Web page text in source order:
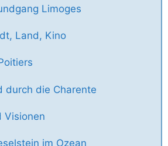
Limoges
Land, Kino
durch die Charente
Visionen
im Ozean